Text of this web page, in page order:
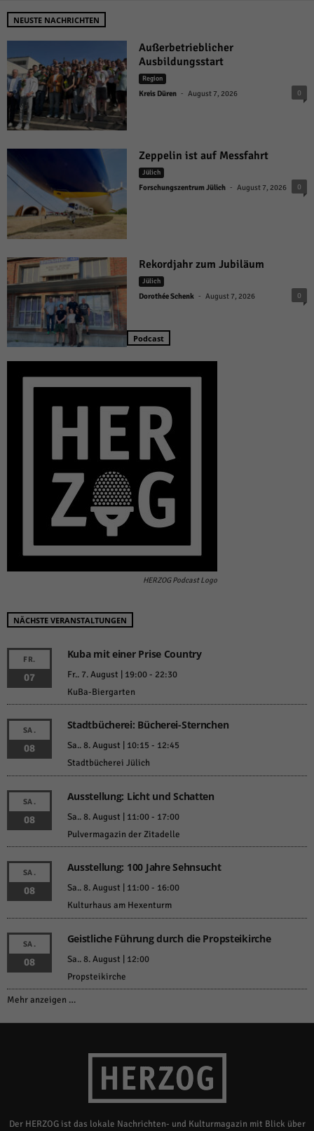
NEUSTE NACHRICHTEN
Außerbetrieblicher
Ausbildungsstart
Region
Kreis Düren - August 7, 2026 0
Zeppelin ist auf Messfahrt
Jülich
Forschungszentrum Jülich - August 7, 2026 0
Rekordjahr zum Jubiläum
Jülich
Dorothée Schenk - August 7, 2026 0
Podcast
HERZOG Podcast Logo
NÄCHSTE VERANSTALTUNGEN
FR.
07
Kuba mit einer Prise Country
Fr.. 7. August | 19:00- 22:30
KuBa-Biergarten
SA.
08
Stadtbücherei: Bücherei-Sternchen
Sa.. 8. August | 10:15 - 12:45
Stadtbücherei Jülich
SA.
08
Ausstellung: Licht und Schatten
Sa.. 8. August | 11:00- 17:00
Pulvermagazin der Zitadelle
SA.
08
Ausstellung: 100 Jahre Sehnsucht
Sa.. 8. August | 11:00- 16:00
Kulturhaus am Hexenturm
SA.
08
Geistliche Führung durch die Propsteikirche
Sa.. 8. August | 12:00
Propsteikirche
Mehr anzeigen …
Der HERZOG ist das lokale Nachrichten- und Kulturmagazin mit Blick über